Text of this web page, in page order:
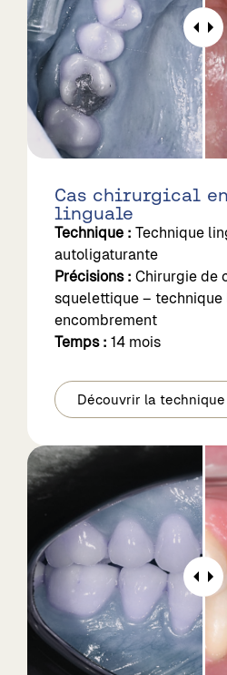
Cas chirurgical
linguale
Technique : Technique
autoligaturante
Précisions : Chirurgie de
squelettique – technique
encombrement
Temps : 14 mois
Découvrir la technique